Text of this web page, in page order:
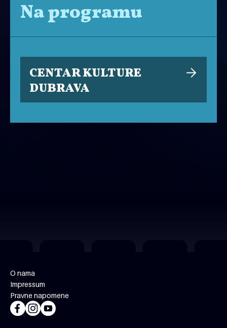
Na programu
CENTAR KULTURE
DUBRAVA
O nama
Impressum
Pravne napomene